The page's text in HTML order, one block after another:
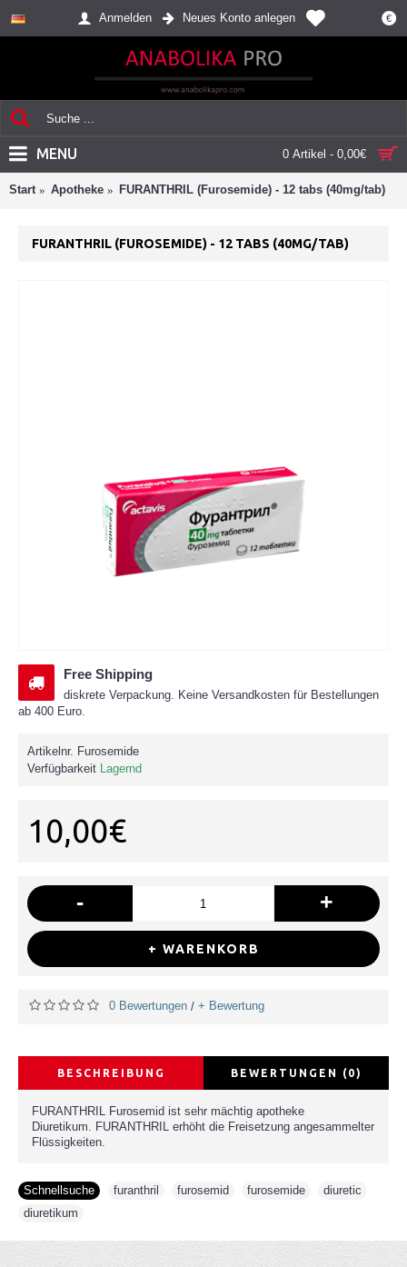
€
Anmelden Neues Konto anlegen
0 Artikel - 0,00€
MENU
Start Apotheke FURANTHRIL (Furosemide) - 12 tabs (40mg/tab)
FURANTHRIL (FUROSEMIDE) - 12 TABS (40MG/TAB)
Free Shipping
diskrete Verpackung. Keine Versandkosten für Bestellungen
ab 400 Euro.
Artikelnr. Furosemide
Verfügbarkeit Lagernd
10,00€
- +
+ WARENKORB
0 Bewertungen / + Bewertung
BESCHREIBUNG BEWERTUNGEN (0)
FURANTHRIL Furosemid ist sehr mächtig apotheke
Diuretikum. FURANTHRIL erhöht die Freisetzung angesammelter
Flüssigkeiten.
Schnellsuche furanthril furosemid furosemide diuretic
diuretikum